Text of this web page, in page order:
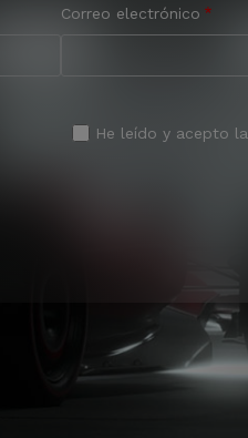
Correo electrónico
He leído y acepto la